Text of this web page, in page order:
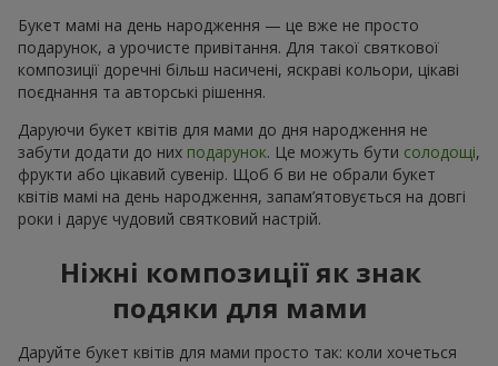
Букет мамі на день народження — це вже не просто
подарунок, а урочисте привітання. Для такої святкової
композиції доречні більш насичені, яскраві кольори, цікаві
поєднання та авторські рішення.
Даруючи букет квітів для мами до дня народження не
забути додати до них подарунок. Це можуть бути солодощі,
фрукти або цікавий сувенір. Щоб б ви не обрали букет
квітів мамі на день народження, запам’ятовується на довгі
роки і дарує чудовий святковий настрій.
Ніжні композиції як знак
подяки для мами
Даруйте букет квітів для мами просто так: коли хочеться